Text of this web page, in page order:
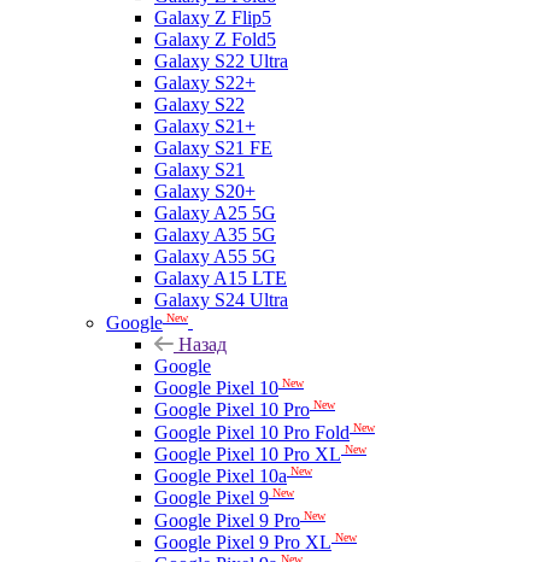
Galaxy Z Flip5
Galaxy Z Fold5
Galaxy S22 Ultra
Galaxy S22+
Galaxy S22
Galaxy S21+
Galaxy S21 FE
Galaxy S21
Galaxy S20+
Galaxy A25 5G
Galaxy A35 5G
Galaxy A55 5G
Galaxy A15 LTE
Galaxy S24 Ultra
Google New
Назад
Google
Google Pixel 10 New
Google Pixel 10 Pro New
Google Pixel 10 Pro Fold New
Google Pixel 10 Pro XL New
Google Pixel 10a New
Google Pixel 9 New
Google Pixel 9 Pro New
Google Pixel 9 Pro XL New
New